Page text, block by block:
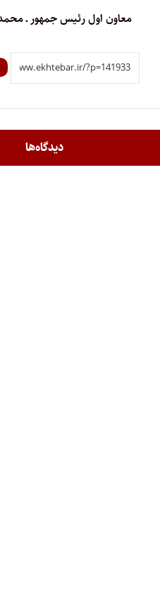
معاون اول رئیس جمهور ـ
دیدگاه‌ها